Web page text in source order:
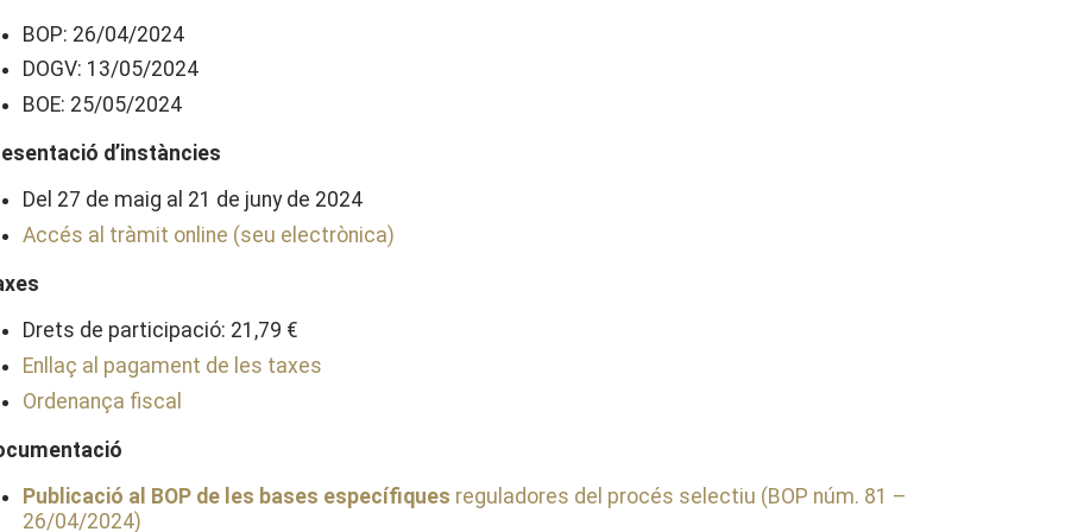
BOP: 26/04/2024
DOGV: 13/05/2024
BOE: 25/05/2024
d’instàncies
Del 27 de maig al 21 de juny de 2024
Accés al tràmit online (seu electrònica)
Drets de participació: 21,79 €
Enllaç al pagament de les taxes
Ordenança fiscal
Publicació al BOP de les bases específiques reguladores del procés selectiu (BOP núm. 81 –
26/04/2024)